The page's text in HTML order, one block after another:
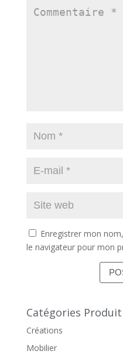
Enregistrer mon
le navigateur pour mon
Catégories Produit
Créations
Mobilier